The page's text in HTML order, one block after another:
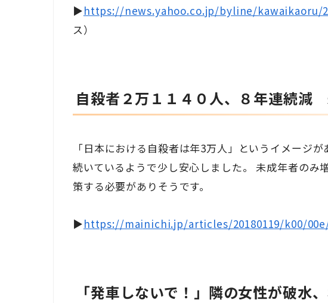
▶https://news.yahoo.co.jp/byline/kawaikaoru/
ス）
自殺者２万１１４０人、８年連続減
「日本における自殺者は年3万人」というイメージ
続いているようで少し安心しました。 未成年者のみ
策する必要がありそうです。
▶https://mainichi.jp/articles/20180119/k00/00e/
「発車しないで！」隣の女性が破水